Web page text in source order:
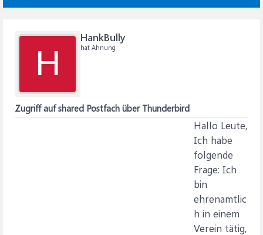
H
HankBully
hat Ahnung
Zugriff auf shared Postfach über Thunderbird
Hallo Leute,
Ich habe
folgende
Frage: Ich
bin
ehrenamtlic
h in einem
Verein tätig,